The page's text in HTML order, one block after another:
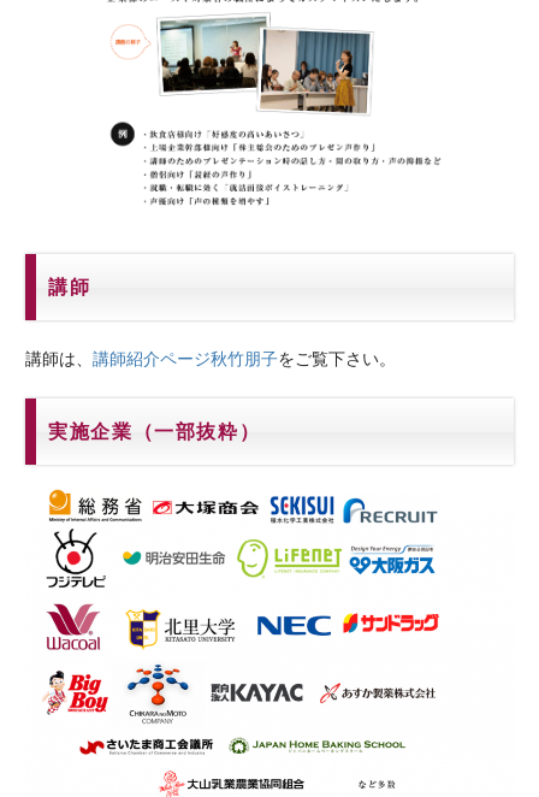
講師
講師は、講師紹介ページ秋竹朋子をご覧下さい。
実施企業（一部抜粋）